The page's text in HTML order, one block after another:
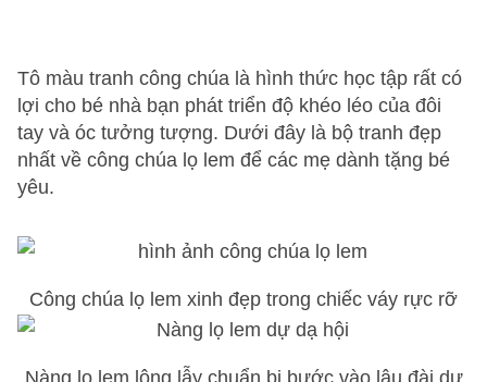
Tô màu tranh công chúa là hình thức học tập rất có
lợi cho bé nhà bạn phát triển độ khéo léo của đôi
tay và óc tưởng tượng. Dưới đây là bộ tranh đẹp
nhất về công chúa lọ lem để các mẹ dành tặng bé
yêu.
Công chúa lọ lem xinh đẹp trong chiếc váy rực rỡ
Nàng lọ lem lộng lẫy chuẩn bị bước vào lâu đài dự